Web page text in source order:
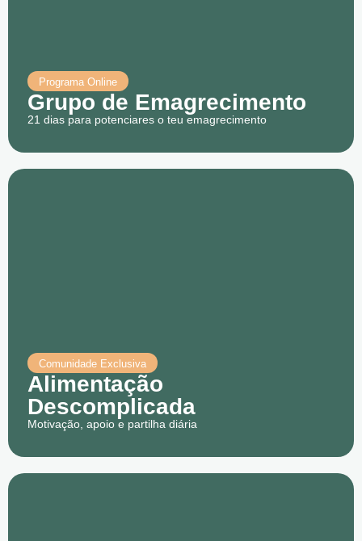
Programa Online
Grupo de Emagrecimento
21 dias para potenciares o teu emagrecimento
Comunidade Exclusiva
Alimentação
Descomplicada
Motivação, apoio e partilha diária